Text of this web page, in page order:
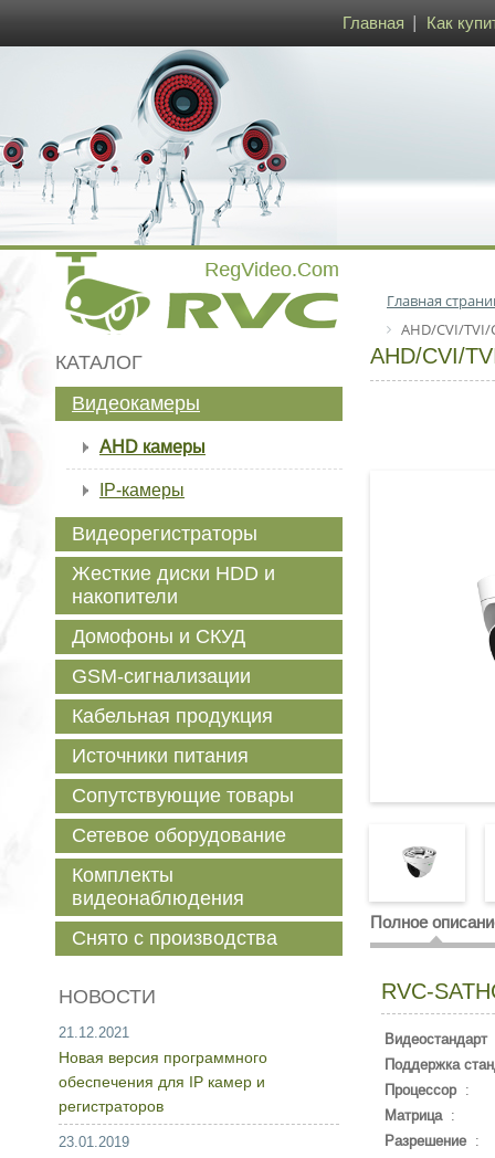
Главная Как
Главная
AHD/CVI/TVI/
AHD/CVI/
Полное
RVC-
Видеостандарт
Поддержка
Процессор:
Матрица:
Разрешение :
КАТАЛОГ
Видеокамеры
AHD камеры
IP-камеры
Видеорегистраторы
Жесткие диски HDD и
накопители
Домофоны и СКУД
GSM-сигнализации
Кабельная продукция
Источники питания
Сопутствующие товары
Сетевое оборудование
Комплекты
видеонаблюдения
Снято с производства
НОВОСТИ
21.12.2021
Новая версия программного
обеспечения для IP камер и
регистраторов
23.01.2019